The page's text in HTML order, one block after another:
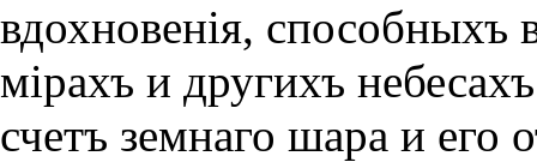
вдохновенiя, способныхъ
мiрахъ и другихъ
счетъ земнаго шара и